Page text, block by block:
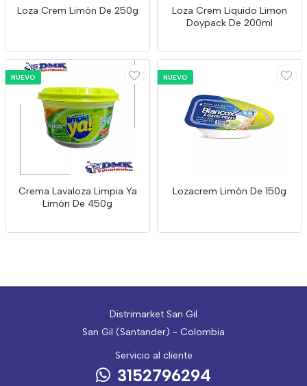
Loza Crem Limón De 250g
Loza Crem Liquido Limon
Doypack De 200ml
NUEVO
Crema Lavaloza Limpia Ya
Limón De 450g
NUEVO
Lozacrem Limón De 150g
Distrimarket San Gil
San Gil (Santander) - Colombia
Servicio al cliente
3152796294